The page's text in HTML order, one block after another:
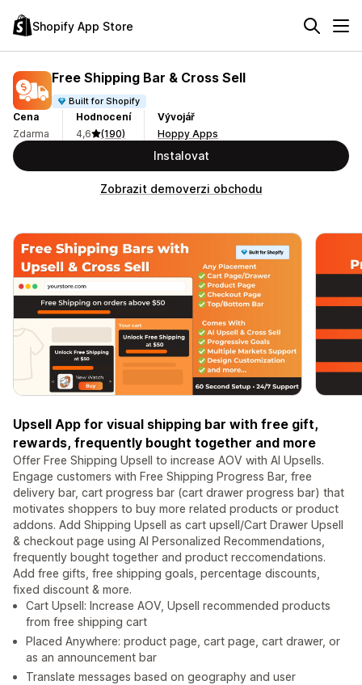
Shopify App Store
Free Shipping Bar & Cross Sell
Built for Shopify
Cena
Zdarma
Hodnocení
4,6
(190)
Vývojář
Hoppy Apps
Instalovat
Zobrazit demoverzi obchodu
Upsell App for visual shipping bar with free gift,
rewards, frequently bought together and more
Offer Free Shipping Upsell to increase AOV with AI Upsells.
Engage customers with Free Shipping Progress Bar, free
delivery bar, cart progress bar (cart drawer progress bar) that
motivates shoppers to buy more related products or product
addons. Add Shipping Upsell as cart upsell/Cart Drawer Upsell
& checkout page using AI Personalized Recommendations,
frequently bought together and product reccomendations.
Add free gifts, free shipping goals, percentage discounts,
fixed discount & more.
Cart Upsell: Increase AOV, Upsell recommended products
from free shipping cart
Placed Anywhere: product page, cart page, cart drawer, or
as an announcement bar
Translate messages based on geography and user